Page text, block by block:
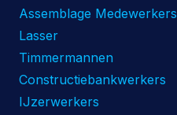
Assemblage Medewerkers
Lasser
Timmermannen
Constructiebankwerkers
IJzerwerkers